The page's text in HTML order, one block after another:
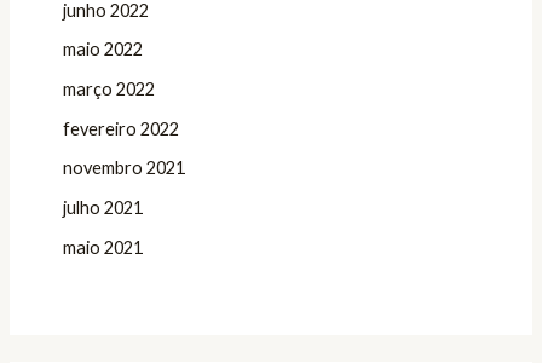
junho 2022
maio 2022
março 2022
fevereiro 2022
novembro 2021
julho 2021
maio 2021